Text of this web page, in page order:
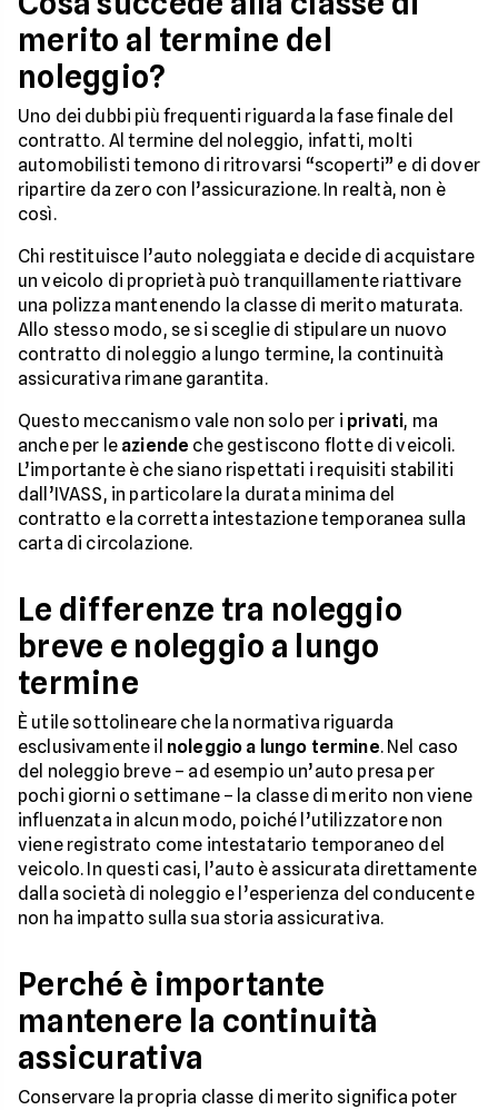
merito al termine del
noleggio?
Uno dei dubbi più frequenti riguarda la fase finale del
contratto. Al termine del noleggio, infatti, molti
automobilisti temono di ritrovarsi “scoperti” e di dover
ripartire da zero con l’assicurazione. In realtà, non è
così.
Chi restituisce l’auto noleggiata e decide di acquistare
un veicolo di proprietà può tranquillamente riattivare
una polizza mantenendo la classe di merito maturata.
Allo stesso modo, se si sceglie di stipulare un nuovo
contratto di noleggio a lungo termine, la continuità
assicurativa rimane garantita.
Questo meccanismo vale non solo per i privati, ma
anche per le aziende che gestiscono flotte di veicoli.
L’importante è che siano rispettati i requisiti stabiliti
dall’IVASS, in particolare la durata minima del
contratto e la corretta intestazione temporanea sulla
carta di circolazione.
Le differenze tra noleggio
breve e noleggio a lungo
termine
È utile sottolineare che la normativa riguarda
esclusivamente il noleggio a lungo termine. Nel caso
del noleggio breve – ad esempio un’auto presa per
pochi giorni o settimane – la classe di merito non viene
influenzata in alcun modo, poiché l’utilizzatore non
viene registrato come intestatario temporaneo del
veicolo. In questi casi, l’auto è assicurata direttamente
dalla società di noleggio e l’esperienza del conducente
non ha impatto sulla sua storia assicurativa.
Perché è importante
mantenere la continuità
assicurativa
Conservare la propria classe di merito significa poter